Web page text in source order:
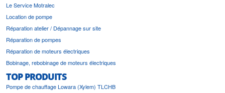
Le Service Motralec
Location de pompe
Réparation atelier / Dépannage sur site
Réparation de pompes
Réparation de moteurs électriques
Bobinage, rebobinage de moteurs électriques
TOP PRODUITS
Pompe de chauffage Lowara (Xylem) TLCHB